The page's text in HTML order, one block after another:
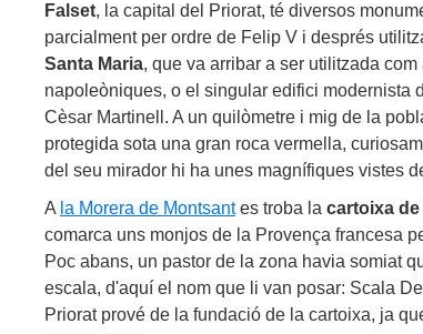
Falset, la capital del Priorat, té diversos
parcialment per ordre de Felip V i després
Santa Maria, que va arribar a ser utilitzada
napoleòniques, o el singular edifici modernista
Cèsar Martinell. A un quilòmetre i mig de la
protegida sota una gran roca vermella,
del seu mirador hi ha unes magnífiques vistes
A la Morera de Montsantes troba la cartoixa de
comarca uns monjos de la Provença francesa
Poc abans, un pastor de la zona havia somiat
escala, d'aquí el nom que li van posar: Scala
Priorat prové de la fundació de la cartoixa, ja